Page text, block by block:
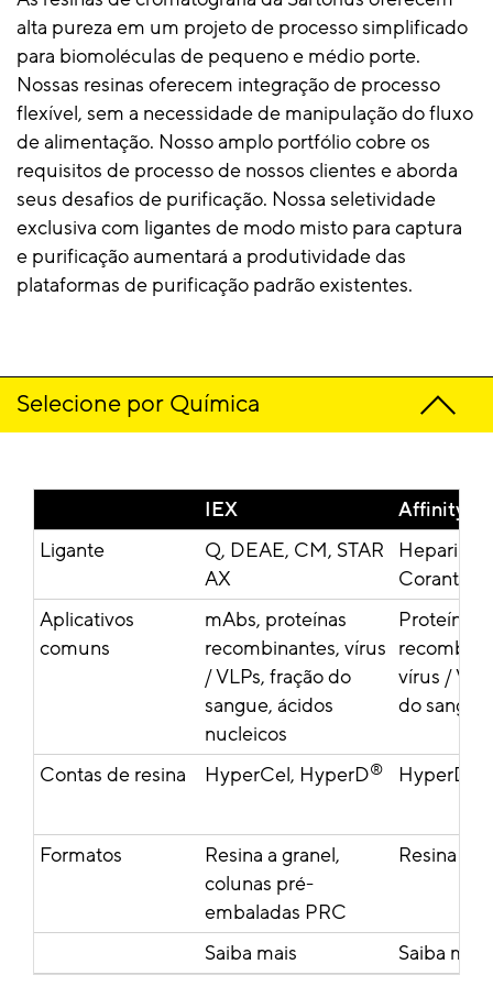
alta pureza em um projeto de processo simplificado
para biomoléculas de pequeno e médio porte.
Nossas resinas oferecem integração de processo
flexível, sem a necessidade de manipulação do fluxo
de alimentação. Nosso amplo portfólio cobre os
requisitos de processo de nossos clientes e aborda
seus desafios de purificação. Nossa seletividade
exclusiva com ligantes de modo misto para captura
e purificação aumentará a produtividade das
plataformas de purificação padrão existentes.
Selecione por Química
IEX
Affinity
Ligante
Q, DEAE, CM, STAR
AX
Heparina,
Corante
Aplicativos
comuns
mAbs, proteínas
recombinantes, vírus
/ VLPs, fração do
sangue, ácidos
nucleicos
Proteínas
vírus /
do sangue
Contas de resina HyperCel, HyperD® HyperD
Formatos
Resina a granel,
colunas pré-
embaladas PRC
Resina a
Saiba mais Saiba mais